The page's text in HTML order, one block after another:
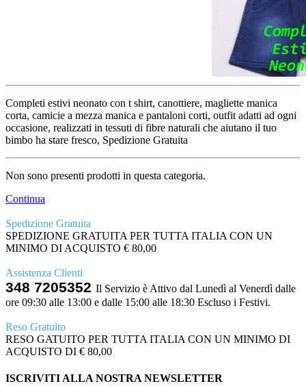
Completi estivi neonato con t shirt, canottiere, magliette manica
corta, camicie a mezza manica e pantaloni corti, outfit adatti ad ogni
occasione, realizzati in tessuti di fibre naturali che aiutano il tuo
bimbo ha stare fresco, Spedizione Gratuita
Non sono presenti prodotti in questa categoria.
Continua
Spedizione Gratuita
SPEDIZIONE GRATUITA PER TUTTA ITALIA CON UN
MINIMO DI ACQUISTO € 80,00
Assistenza Clienti
348 7205352 Il Servizio è Attivo dal Lunedì al Venerdì dalle
ore 09:30 alle 13:00 e dalle 15:00 alle 18:30 Escluso i Festivi.
Reso Gratuito
RESO GATUITO PER TUTTA ITALIA CON UN MINIMO DI
ACQUISTO DI € 80,00
ISCRIVITI ALLA NOSTRA NEWSLETTER